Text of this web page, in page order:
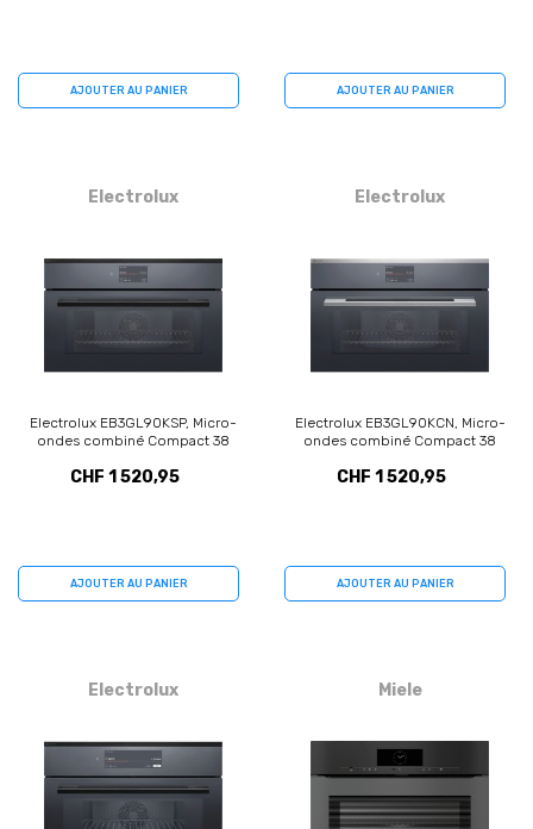
AJOUTER AU PANIER AJOUTER AU PANIER
Electrolux
Electrolux EB3GL90KSP, Micro-
ondes combiné Compact 38
CHF 1 520,95
AJOUTER AU PANIER
Electrolux
Electrolux EB3GL90KCN, Micro-
ondes combiné Compact 38
CHF 1 520,95
AJOUTER AU PANIER
Electrolux Miele